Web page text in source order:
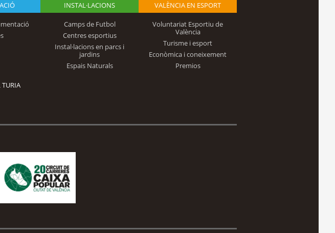
INSTAL·LACIONS
Camps de Futbol
Centres esportius
Instal·lacions en parcs i
jardins
Espais Naturals
VALÈNCIA EN ESPORT
Voluntariat Esportiu de
València
Turisme i esport
Econòmica i coneixement
Premios
TURIA